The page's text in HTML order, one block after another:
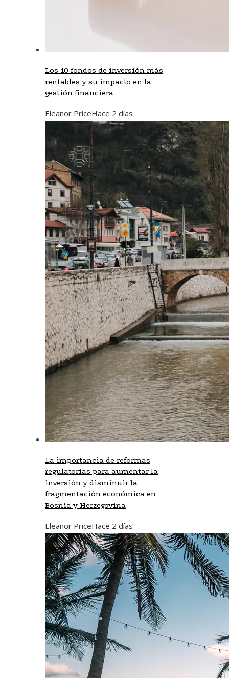
Los 10 fondos de inversión más
rentables y su impacto en la
gestión financiera
Eleanor PriceHace 2 días
La importancia de reformas
regulatorias para aumentar la
inversión y disminuir la
fragmentación económica en
Bosnia y Herzegovina
Eleanor PriceHace 2 días